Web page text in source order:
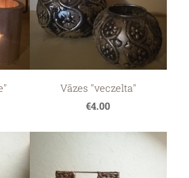
Vāzes "veczelta"
€4.00